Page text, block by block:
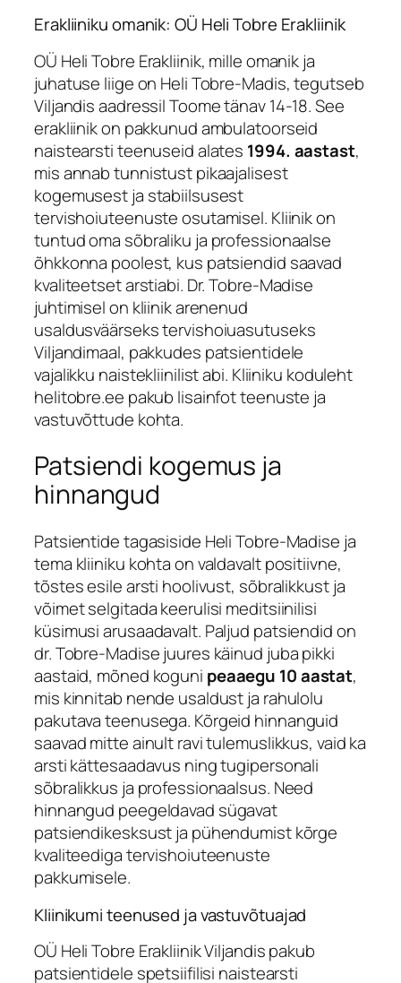
Erakliiniku omanik: OÜ Heli Tobre Erakliinik
OÜ Heli Tobre Erakliinik, mille omanik ja
juhatuse liige on Heli Tobre-Madis, tegutseb
Viljandis aadressil Toome tänav 14-18. See
erakliinik on pakkunud ambulatoorseid
naistearsti teenuseid alates 1994. aastast,
mis annab tunnistust pikaajalisest
kogemusest ja stabiilsusest
tervishoiuteenuste osutamisel. Kliinik on
tuntud oma sõbraliku ja professionaalse
õhkkonna poolest, kus patsiendid saavad
kvaliteetset arstiabi. Dr. Tobre-Madise
juhtimisel on kliinik arenenud
usaldusväärseks tervishoiuasutuseks
Viljandimaal, pakkudes patsientidele
vajalikku naistekliinilist abi. Kliiniku koduleht
helitobre.ee pakub lisainfot teenuste ja
vastuvõttude kohta.
Patsiendi kogemus ja
hinnangud
Patsientide tagasiside Heli Tobre-Madise ja
tema kliiniku kohta on valdavalt positiivne,
tõstes esile arsti hoolivust, sõbralikkust ja
võimet selgitada keerulisi meditsiinilisi
küsimusi arusaadavalt. Paljud patsiendid on
dr. Tobre-Madise juures käinud juba pikki
aastaid, mõned koguni peaaegu 10 aastat,
mis kinnitab nende usaldust ja rahulolu
pakutava teenusega. Kõrgeid hinnanguid
saavad mitte ainult ravi tulemuslikkus, vaid ka
arsti kättesaadavus ning tugipersonali
sõbralikkus ja professionaalsus. Need
hinnangud peegeldavad sügavat
patsiendikesksust ja pühendumist kõrge
kvaliteediga tervishoiuteenuste
pakkumisele.
Kliinikumi teenused ja vastuvõtuajad
OÜ Heli Tobre Erakliinik Viljandis pakub
patsientidele spetsiifilisi naistearsti